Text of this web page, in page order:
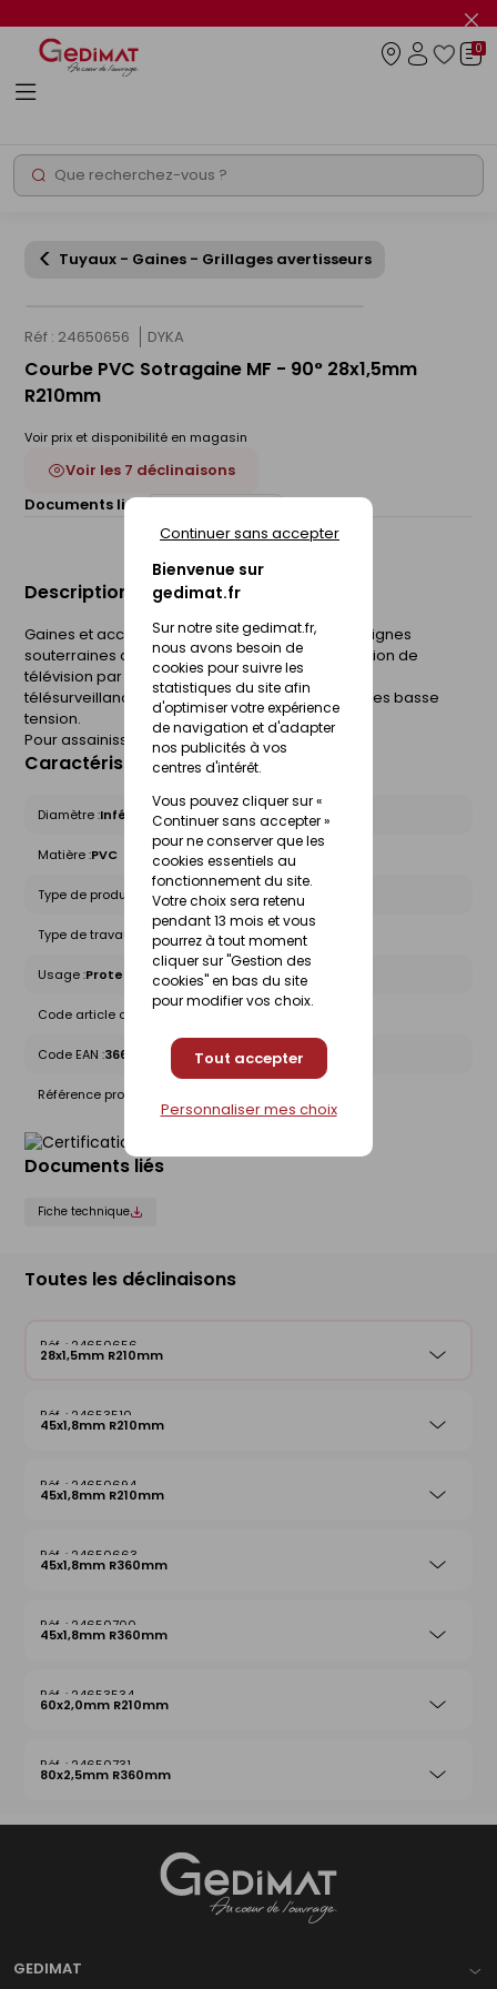
Bienvenue sur
gedimat.fr
Sur notre site gedimat.fr,
nous avons besoin de
cookies pour suivre les
statistiques du site afin
d'optimiser votre expérience
de navigation et d'adapter
nos publicités à vos
centres d'intérêt.
Vous pouvez cliquer sur «
Continuer sans accepter »
pour ne conserver que les
cookies essentiels au
fonctionnement du site.
Votre choix sera retenu
pendant 13 mois et vous
pourrez à tout moment
cliquer sur "Gestion des
cookies" en bas du site
pour modifier vos choix.
Tout accepter
Continuer sans accepter
Personnaliser mes choix
le
info
Rechercher
0
Tuyaux - Gaines - Grillages avertisseurs
Réf : 24650656 DYKA
Courbe PVC Sotragaine MF - 90° 28x1,5mm
R210mm
Voir prix et disponibilité en magasin
Voir les 7 déclinaisons
Documents liés :
Description du produit
Gaines et accessoires pour la construction des lignes
souterraines de télécommunication, de distribution de
télévision par câble, de réseaux d'alarme ou de
télésurveillance. Protection des câbles électriques basse
tension.
Pour assainissement.
Caractéristiques du produit
Diamètre :Inférieur à 100mm
Matière :PVC
Type de produit : Coudes
Type de travaux : Travaux Publics
Usage :Protection
Code article chez le fournisseur :
Code EAN :3660864014697
Référence produit nationale Gedimat :
Documents liés
Fiche technique
Toutes les déclinaisons
24650656
28x1,5mm R210mm
24653510
45x1,8mm R210mm
24650694
45x1,8mm R210mm
24650663
45x1,8mm R360mm
24650700
45x1,8mm R360mm
24653534
60x2,0mm R210mm
24650731
80x2,5mm R360mm
GEDIMAT